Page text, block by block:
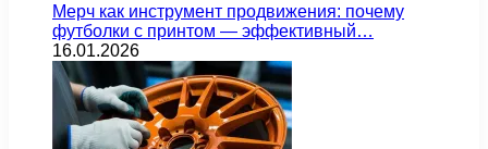
Мерч как инструмент продвижения: почему
футболки с принтом — эффективный…
16.01.2026